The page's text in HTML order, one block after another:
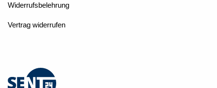
Widerrufsbelehrung
Vertrag widerrufen